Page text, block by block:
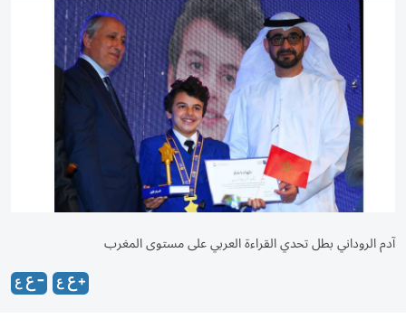
آدم الروداني بطل تحدي القراءة العربي على مستوى المغرب